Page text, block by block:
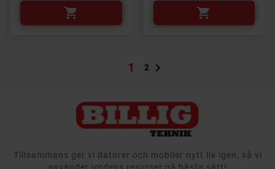
 
1 2 
Tillsammans ger vi datorer och mobiler nytt liv igen, så vi